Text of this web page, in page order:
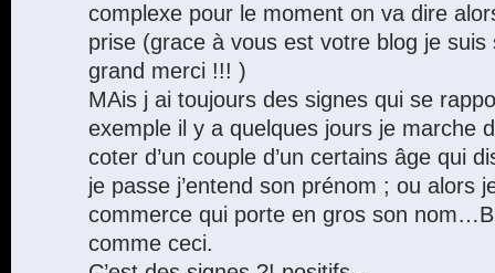
complexe pour le moment on va dire
prise (grace à vous est votre blog je suis
grand merci !!! )
MAis j ai toujours des signes qui se
exemple il y a quelques jours je marche
coter d’un couple d’un certains âge qui
je passe j’entend son prénom ; ou alors
commerce qui porte en gros son
comme ceci.